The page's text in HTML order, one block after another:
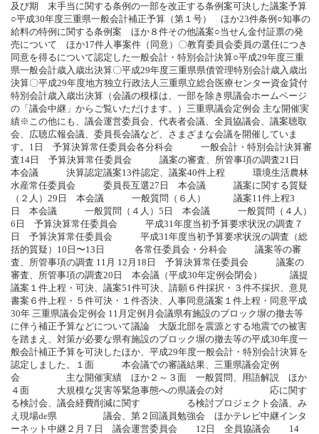
及び期 末手当に関する条例の一部を改正する条例案可決した議案予算
○平成30年度三重県一般会計補正予算（第１号） ほか23件条例○知事の
給料の特例に関する条例案 ほか８件その他議案○当せん金付証票の発
売について ほか17件人事案件（同意）〇教育委員会委員の選任につき
同意を得るについて認定した一般会計・特別会計決算○平成29年度三重
県一般会計歳入歳出決算〇平成29年度三重県県債管理特別会計歳入歳出
決算〇平成29年度地方独立行政法人三重県立総合医療センター資金貸付
特別会計歳入歳出決算（会議の模様は、一部を除き県議会ホームページ
の「議会中継」からご覧いただけます。）三重県議会定例会 主な開催実
績※この他にも、議会運営委員会、代表者会議、全員協議会、議案聴取
会、広聴広報会議、委員長会議など、さまざまな会議を開催していま
す。1日 予算決算常任委員会各分科会 一般会計・特別会計決算審
査14日 予算決算常任委員会 議案の審査、所管事項の調査21日
本会議 決算認定議案13件認定、議案40件上程 環境生活農林
水産常任委員会 委員長互選27日 本会議 議案に関する質疑
（２人）29日 本会議 一般質問（６人） 議案11件上程3
日 本会議 一般質問（４人）5日 本会議 一般質問（４人）
6日 予算決算常任委員会 平成31年度当初予算要求状況の調査７
日 予算決算常任委員会 平成31年度当初予算要求状況の調査（総
括的質疑）10日〜13日 各常任委員会・分科会 議案等の審
査、所管事項の調査 11月 12月18日 予算決算常任委員会 議案の
審査、所管事項の調査20日 本会議（平成30年定例会閉会） 議提
議案１件上程・可決、議案51件可決、請願６件採択・３件不採択、意見
書案６件上程・５件可決・１件否決、人事同意議案１件上程・同意平成
30年 三重県議会定例会 11月定例月会議県有施設のブロック塀の撤去等
に伴う補正予算などについて議論 大阪北部を震源とする地震での被害
を踏まえ、対策が必要な県有施設のブロック塀の撤去等の平成30年度一
般会計補正予算を可決したほか、平成29年度一般会計・特別会計決算を
認定しました。１面 本会議での審議結果、三重県議会定例
会 主な開催実績 ほか２～３面 一般質問、用語解説 ほか
４面 大規模な災害等緊急事態への県議会の対 応に関す
る検討会、議会経費削減に関す る検討プロジェクト会議、み
え現場de県 議会、第２回議員勉強会 ほかテレビ中継インタ
ーネット中継２月７日 議会運営委員会 12日 全員協議会 14